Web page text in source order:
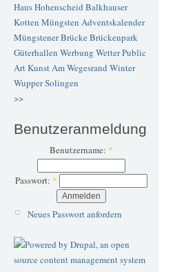
Haus Hohenscheid Balkhauser
Kotten Müngsten Adventskalender
Müngstener BrückeBrückenpark
Güterhallen Werbung WetterPublic
ArtKunstAm Wegesrand Winter
WupperSolingen
>>
Benutzeranmeldung
Benutzername: *
Passwort: *
Neues Passwort anfordern